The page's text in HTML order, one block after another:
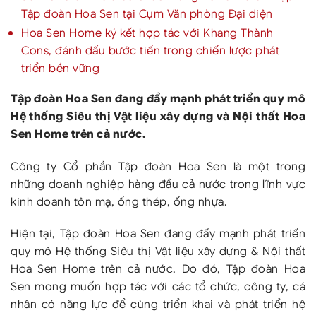
Tập đoàn Hoa Sen tại Cụm Văn phòng Đại diện
Hoa Sen Home ký kết hợp tác với Khang Thành
Cons, đánh dấu bước tiến trong chiến lược phát
triển bền vững
Tập đoàn Hoa Sen đang đẩy mạnh phát triển quy mô
Hệ thống Siêu thị Vật liệu xây dựng và Nội thất Hoa
Sen Home trên cả nước.
Công ty Cổ phần Tập đoàn Hoa Sen là một trong
những doanh nghiệp hàng đầu cả nước trong lĩnh vực
kinh doanh tôn mạ, ống thép, ống nhựa.
Hiện tại, Tập đoàn Hoa Sen đang đẩy mạnh phát triển
quy mô Hệ thống Siêu thị Vật liệu xây dựng & Nội thất
Hoa Sen Home trên cả nước. Do đó, Tập đoàn Hoa
Sen mong muốn hợp tác với các tổ chức, công ty, cá
nhân có năng lực để cùng triển khai và phát triển hệ